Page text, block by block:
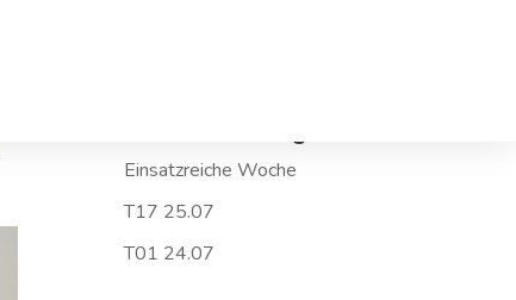
Einsatzreiche Woche
T17 25.07
T01 24.07